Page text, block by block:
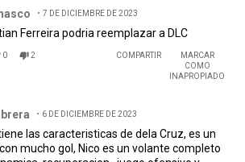
7 DE DICIEMBRE DE 2023
Ferreira podria reemplazar a DLC
0 2 COMPARTIR
MARCAR
COMO
INAPROPIADO
6 DE DICIEMBRE DE 2023
las caracteristicas de dela Cruz, es un
mucho gol, Nico es un volante completo